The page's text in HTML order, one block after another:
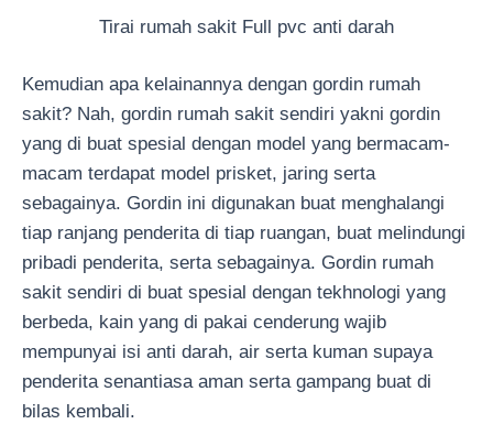
Tirai rumah sakit Full pvc anti darah
Kemudian apa kelainannya dengan gordin rumah
sakit? Nah, gordin rumah sakit sendiri yakni gordin
yang di buat spesial dengan model yang bermacam-
macam terdapat model prisket, jaring serta
sebagainya. Gordin ini digunakan buat menghalangi
tiap ranjang penderita di tiap ruangan, buat melindungi
pribadi penderita, serta sebagainya. Gordin rumah
sakit sendiri di buat spesial dengan tekhnologi yang
berbeda, kain yang di pakai cenderung wajib
mempunyai isi anti darah, air serta kuman supaya
penderita senantiasa aman serta gampang buat di
bilas kembali.